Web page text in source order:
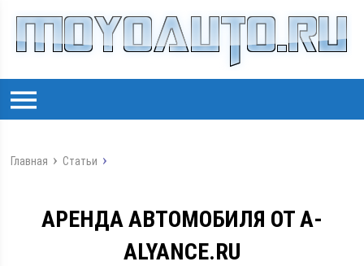
Главная Статьи
АРЕНДА АВТОМОБИЛЯ ОТ A-
ALYANCE.RU